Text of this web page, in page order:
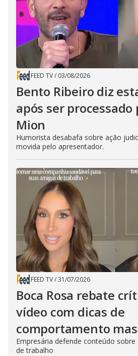
FEED TV/ 03/08/2026
Bento Ribeiro diz
após ser processado
Mion
Humorista desabafa sobre ação
movida pelo apresentador.
FEED TV/31/07/2026
Boca Rosa rebate
vídeo com dicas de
comportamento
Empresária defende conteúdo
de trabalho